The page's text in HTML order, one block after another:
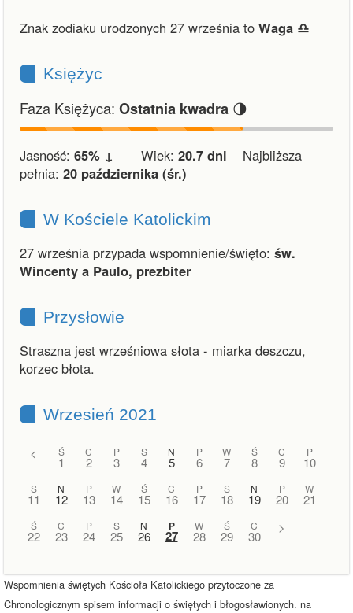
Znak zodiaku urodzonych 27 września to Waga ♎︎
Księżyc
Faza Księżyca: Ostatnia kwadra 🌗
Jasność: 65% ↓ Wiek: 20.7 dni Najbliższa
pełnia: 20 października (śr.)
W Kościele Katolickim
27 września przypada wspomnienie/święto: św.
Wincenty a Paulo, prezbiter
Przysłowie
Straszna jest wrześniowa słota - miarka deszczu,
korzec błota.
Wrzesień 2021
< Ś
1
C
2
P
3
S
4
N
5
P
6
W
7
Ś
8
C
9
P
10
S
11
N
12
P
13
W
14
Ś
15
C
16
P
17
S
18
N
19
P
20
W
21
Ś
22
C
23
P
24
S
25
N
26
P
27
W
28
Ś
29
C
30
>
Wspomnienia świętych Kościoła Katolickiego przytoczone za
Chronologicznym spisem informacji o świętych i błogosławionych. na